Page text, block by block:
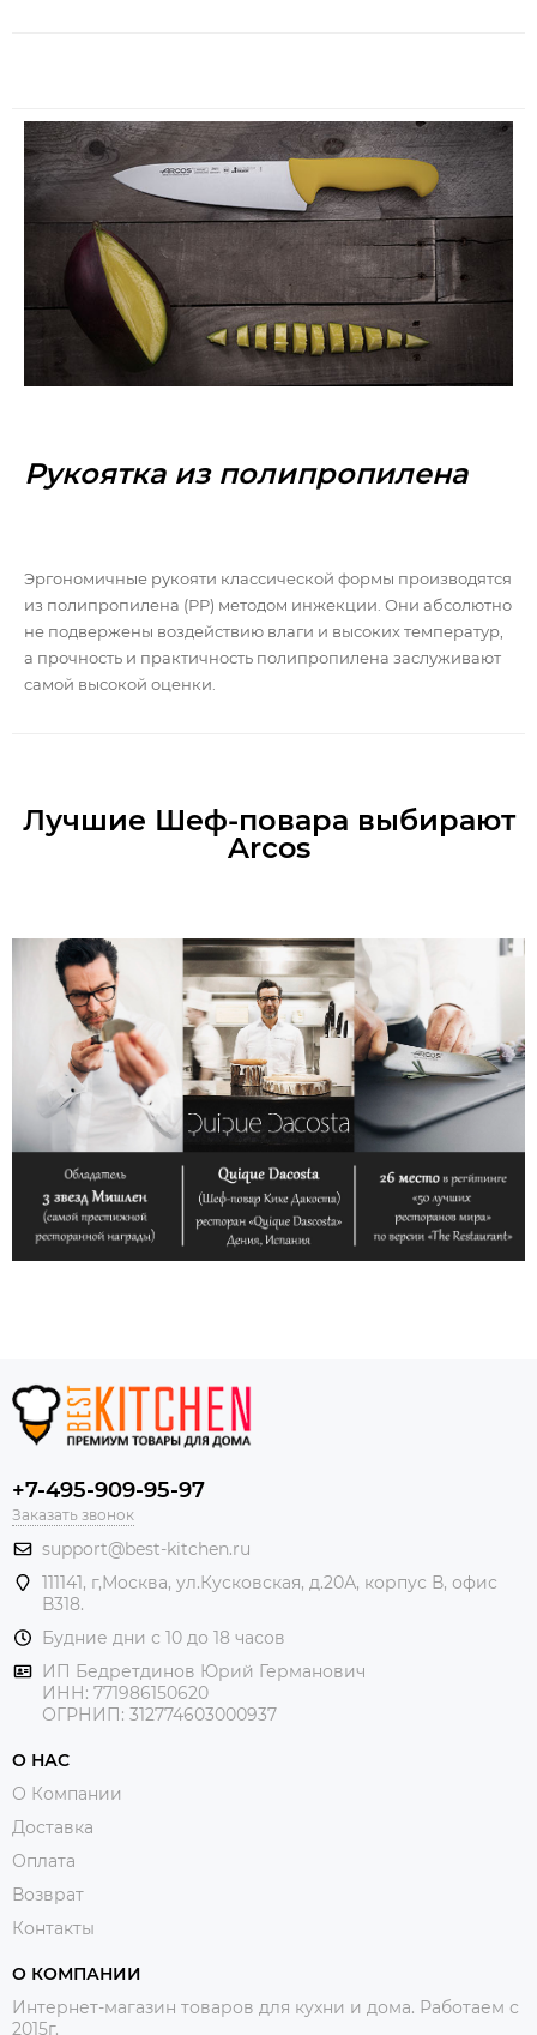
Рукоятка из полипропилена
Эргономичные рукояти классической формы производятся
из полипропилена (PP) методом инжекции. Они абсолютно
не подвержены воздействию влаги и высоких температур,
а прочность и практичность полипропилена заслуживают
самой высокой оценки.
Лучшие Шеф-повара выбирают
Arcos
+7-495-909-95-97
Заказать звонок
support@best-kitchen.ru
111141, г,Москва, ул.Кусковская, д.20А, корпус В, офис
В318.
Будние дни с 10 до 18 часов
ИП Бедретдинов Юрий Германович
ИНН: 771986150620
ОГРНИП: 312774603000937
О НАС
О Компании
Доставка
Оплата
Возврат
Контакты
О КОМПАНИИ
Интернет-магазин товаров для кухни и дома. Работаем с
2015г.